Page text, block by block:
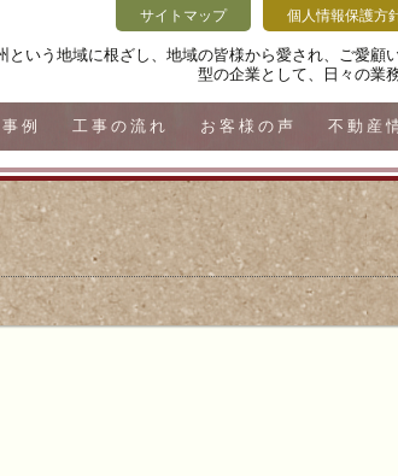
という地域に根ざし、地域の皆様から愛され、ご愛顧
型の企業として、日々の業
サイトマップ 個人情報保護方
例 工事の流れ お客様の声 不動産